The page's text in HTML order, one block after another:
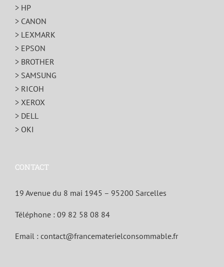
> HP
> CANON
> LEXMARK
> EPSON
> BROTHER
> SAMSUNG
> RICOH
> XEROX
> DELL
> OKI
CONTACT
19 Avenue du 8 mai 1945 – 95200 Sarcelles
Téléphone : 09 82 58 08 84
Email : contact@francematerielconsommable.fr